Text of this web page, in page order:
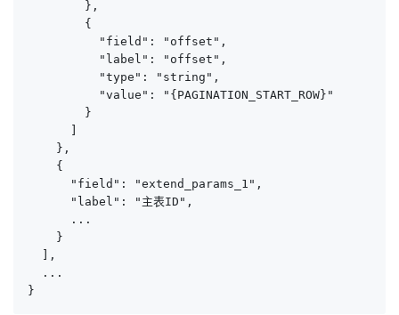
        },
        {
          "field": "offset",
          "label": "offset",
          "type": "string",
          "value": "{PAGINATION_START_ROW}"
        }
    },
    {
      "field": "extend_params_1",
      "label": "主表ID",
      ...
    }
  ],
  ...
}